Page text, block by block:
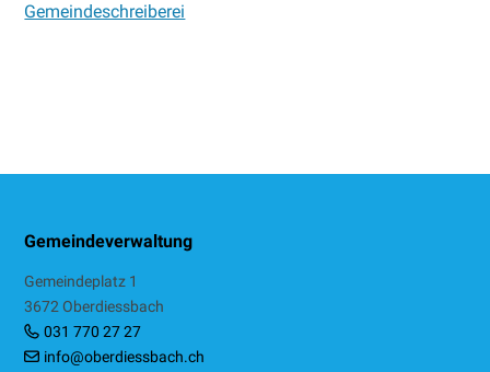
Gemeindeschreiberei
Footer
Gemeindeverwaltung
Gemeindeplatz 1
3672 Oberdiessbach
031 770 27 27
info@oberdiessbach.ch